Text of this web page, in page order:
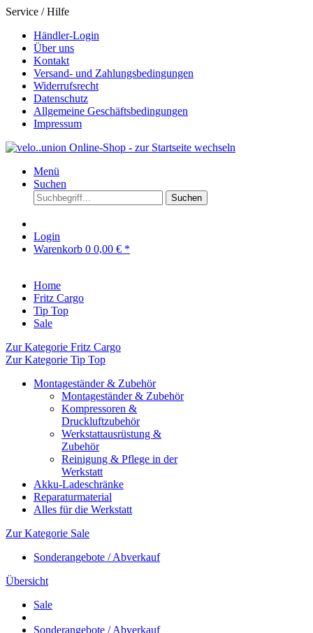
Service / Hilfe
Händler-Login
Über uns
Kontakt
Versand- und Zahlungsbedingungen
Widerrufsrecht
Datenschutz
Allgemeine Geschäftsbedingungen
Impressum
Menü
Suchen
Suchen
Login
Warenkorb 0 0,00 € *
Home
Fritz Cargo
Tip Top
Sale
Zur Kategorie Fritz Cargo
Zur Kategorie Tip Top
Montageständer & Zubehör
Montageständer & Zubehör
Kompressoren &
Druckluftzubehör
Werkstattausrüstung &
Zubehör
Reinigung & Pflege in der
Werkstatt
Akku-Ladeschränke
Reparaturmaterial
Alles für die Werkstatt
Zur Kategorie Sale
Sonderangebote / Abverkauf
Übersicht
Sale
Sonderangebote / Abverkauf